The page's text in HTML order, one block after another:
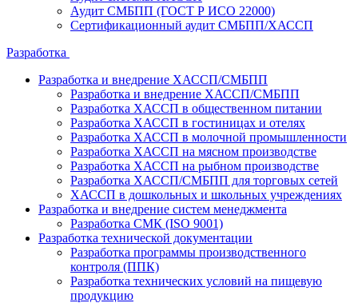
Аудит СМБПП (ГОСТ Р ИСО 22000)
Сертификационный аудит СМБПП/ХАССП
Разработка
Разработка и внедрение ХАССП/СМБПП
Разработка и внедрение ХАССП/СМБПП
Разработка ХАССП в общественном питании
Разработка ХАССП в гостиницах и отелях
Разработка ХАССП в молочной промышленности
Разработка ХАССП на мясном производстве
Разработка ХАССП на рыбном производстве
Разработка ХАССП/СМБПП для торговых сетей
ХАССП в дошкольных и школьных учреждениях
Разработка и внедрение систем менеджмента
Разработка СМК (ISO 9001)
Разработка технической документации
Разработка программы производственного
контроля (ППК)
Разработка технических условий на пищевую
продукцию